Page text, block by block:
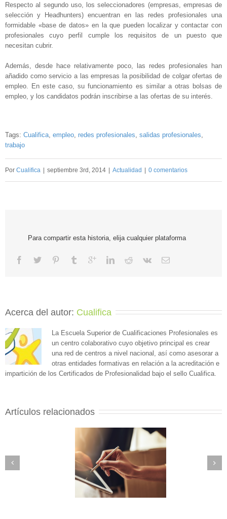
Respecto al segundo uso, los seleccionadores (empresas, empresas de
selección y Headhunters) encuentran en las redes profesionales una
formidable «base de datos» en la que pueden localizar y contactar con
profesionales cuyo perfil cumple los requisitos de un puesto que
necesitan cubrir.
Además, desde hace relativamente poco, las redes profesionales han
añadido como servicio a las empresas la posibilidad de colgar ofertas de
empleo. En este caso, su funcionamiento es similar a otras bolsas de
empleo, y los candidatos podrán inscribirse a las ofertas de su interés.
Tags: Cualifica empleo redes profesionales salidas profesionales
trabajo
Por Cualifica | septiembre 3rd, 2014 | Actualidad | 0 comentarios
Para compartir esta historia, elija cualquier plataforma
Acerca del autor: Cualifica
La Escuela Superior de Cualificaciones Profesionales es
un centro colaborativo cuyo objetivo principal es crear
una red de centros a nivel nacional, así como asesorar a
otras entidades formativas en relación a la acreditación e
impartición de los Certificados de Profesionalidad bajo el sello Cualifica.
Artículos relacionados